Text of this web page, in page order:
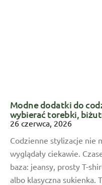
Modne dodatki do
wybierać torebki,
26 czerwca, 2026
Codzienne stylizacje nie
wyglądały ciekawie.
baza: jeansy, prosty T-
albo klasyczna sukienka.